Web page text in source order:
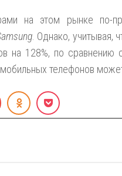
на этом рынке по-
. Однако, учитывая,
на 128%, по сравнению
телефонов